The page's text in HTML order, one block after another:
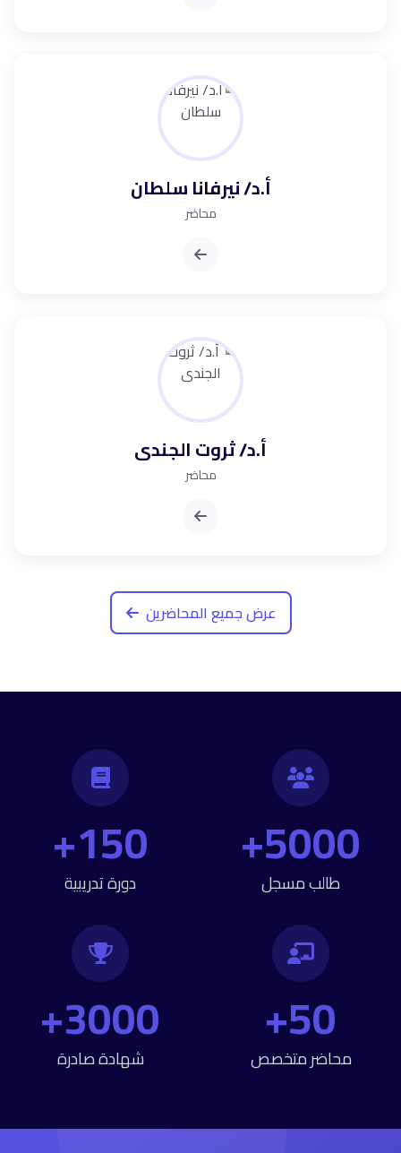
أ.د/ نيرفانا سلطان
محاضر
أ.د/ ثروت الجندى
محاضر
عرض جميع المحاضرين
5000+
طالب مسجل
150+
دورة تدريبية
50+
محاضر متخصص
3000+
شهادة صادرة